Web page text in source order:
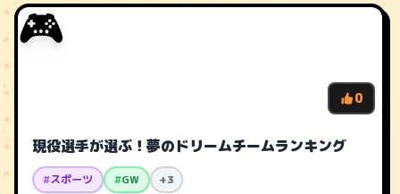
🎮
0
現役選手が選ぶ！夢のドリームチームランキング
#スポーツ #GW +3